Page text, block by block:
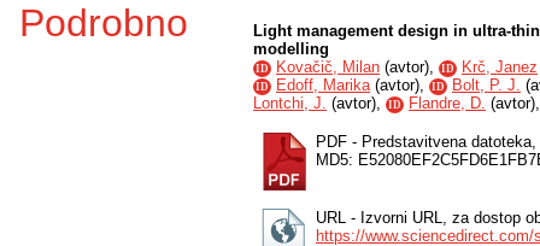
Podrobno
Light management design in ultra-
modelling
ID Kovačič, Milan (avtor), ID Krč, Janez
ID Edoff, Marika(avtor), ID Bolt, P. J. (
Lontchi, J. (avtor), ID Flandre, D. (avtor
PDF - Predstavitvena datoteka,
MD5:
URL - Izvorni URL, za dostop
https://